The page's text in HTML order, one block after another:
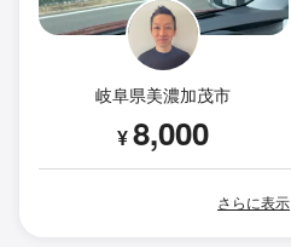
岐阜県美濃加茂市
¥8,000
さらに表示